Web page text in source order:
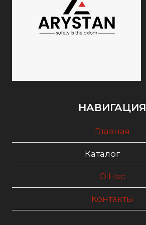
НАВИГАЦИЯ
Главная
Каталог
О Нас
Контакты